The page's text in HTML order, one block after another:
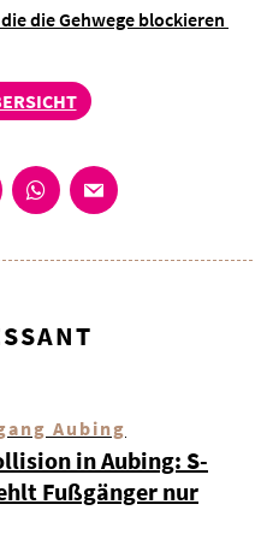
die Gehwege blockieren
Aubing
in Aubing: S-
Fußgänger nur